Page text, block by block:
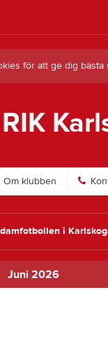
för att ge dig
RIK
Om klubben
i
Juni 2026